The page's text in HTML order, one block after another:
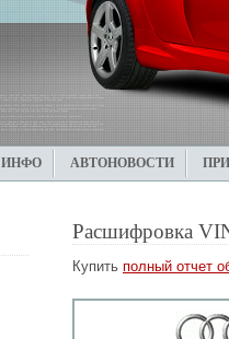
ИНФО АВТОНОВОСТИ
Расшифровка
Купить полный отчет